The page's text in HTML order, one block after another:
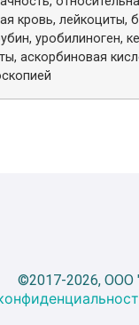
кровь, лейкоциты,
уробилиноген,
аскорбиновая
©2017-2026, ООО